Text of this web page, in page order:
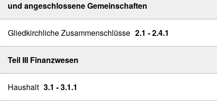
und angeschlossene Gemeinschaften
Gliedkirchliche Zusammenschlüsse 2.1 - 2.4.1
Teil III Finanzwesen
Haushalt 3.1 - 3.1.1